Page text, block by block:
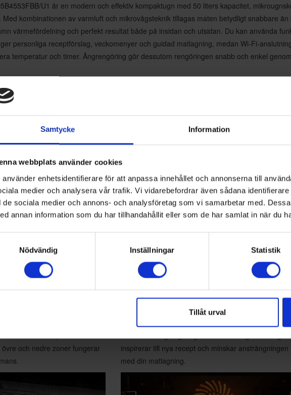
Samtycke Information
webbplats använder cookies
använder enhetsidentifierare för att anpassa innehållet och annonserna till
medier och analysera vår trafik. Vi vidarebefordrar även sådana
de sociala medier och annons- och analysföretag som vi samarbetar med.
annan information som du har tillhandahållit eller som de har samlat in när du
Nödvändig
Inställningar Statistik
Tillåt urval
U1 är en modern och effektiv kompaktugn med 50 liters kapacitet,
kombinationen av varmluft och mikrovågsteknik tillagas maten betydligt snabbare
värmefördelning och perfekt resultat både på insidan och utsidan. Du kan använda
personliga receptförslag, veckomenyer och guidad matlagning, medan Wi-Fi-
temperatur och timer. Ångrengöring gör dessutom rengöringen snabb och enkel
AI Pro Cooking
för att optimera
och nedre zoner fungerar
SmartThings Cooking
Gör din matlagning roligare. SmartThings Cooking
inspirerar till nya recept och minskar ansträngningen
med din matlagning.